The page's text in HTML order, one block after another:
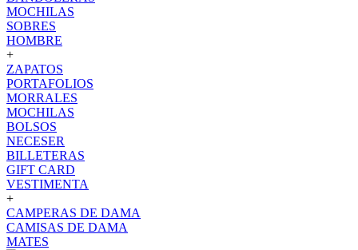
MOCHILAS
SOBRES
HOMBRE
+
ZAPATOS
PORTAFOLIOS
MORRALES
MOCHILAS
BOLSOS
NECESER
BILLETERAS
GIFT CARD
VESTIMENTA
+
CAMPERAS DE DAMA
CAMISAS DE DAMA
MATES